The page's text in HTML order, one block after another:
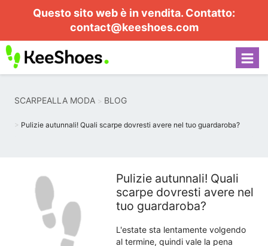
Questo sito web è in vendita. Contatto:
contact@keeshoes.com
SCARPEALLA MODA BLOG
Pulizie autunnali! Quali scarpe dovresti avere nel tuo guardaroba?
Pulizie autunnali! Quali
scarpe dovresti avere nel
tuo guardaroba?
L'estate sta lentamente volgendo
al termine, quindi vale la pena